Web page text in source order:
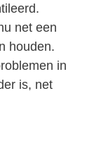
net een
houden.
in
is, net